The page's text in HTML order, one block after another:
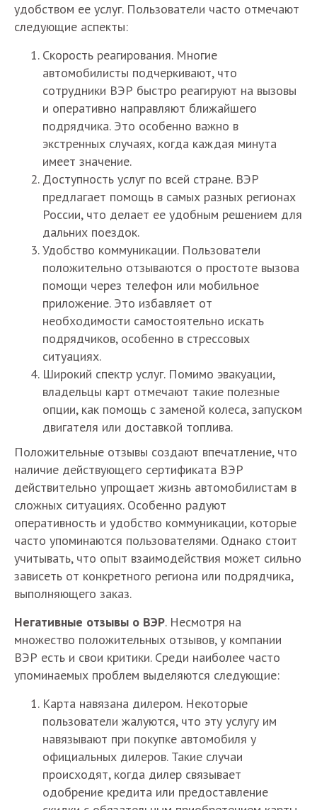
удобством ее услуг. Пользователи часто отмечают
следующие аспекты:
Скорость реагирования. Многие
автомобилисты подчеркивают, что
сотрудники ВЭР быстро реагируют на вызовы
и оперативно направляют ближайшего
подрядчика. Это особенно важно в
экстренных случаях, когда каждая минута
имеет значение.
Доступность услуг по всей стране. ВЭР
предлагает помощь в самых разных регионах
России, что делает ее удобным решением для
дальних поездок.
Удобство коммуникации. Пользователи
положительно отзываются о простоте вызова
помощи через телефон или мобильное
приложение. Это избавляет от
необходимости самостоятельно искать
подрядчиков, особенно в стрессовых
ситуациях.
Широкий спектр услуг. Помимо эвакуации,
владельцы карт отмечают такие полезные
опции, как помощь с заменой колеса, запуском
двигателя или доставкой топлива.
Положительные отзывы создают впечатление, что
наличие действующего сертификата ВЭР
действительно упрощает жизнь автомобилистам в
сложных ситуациях. Особенно радуют
оперативность и удобство коммуникации, которые
часто упоминаются пользователями. Однако стоит
учитывать, что опыт взаимодействия может сильно
зависеть от конкретного региона или подрядчика,
выполняющего заказ.
Негативные отзывы о ВЭР. Несмотря на
множество положительных отзывов, у компании
ВЭР есть и свои критики. Среди наиболее часто
упоминаемых проблем выделяются следующие:
Карта навязана дилером. Некоторые
пользователи жалуются, что эту услугу им
навязывают при покупке автомобиля у
официальных дилеров. Такие случаи
происходят, когда дилер связывает
одобрение кредита или предоставление